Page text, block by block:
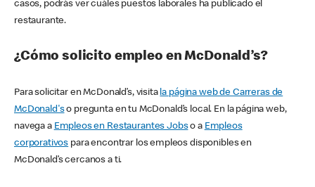
casos, podrás ver cuáles puestos laborales ha publicado el
restaurante.
¿Cómo solicito empleo en McDonald’s?
Para solicitar en McDonald’s, visita la página web de Carreras de
McDonald'so pregunta en tu McDonald’s local. En la página web,
navega a Empleos en Restaurantes Jobso a Empleos
corporativos para encontrar los empleos disponibles en
McDonald’s cercanos a ti.